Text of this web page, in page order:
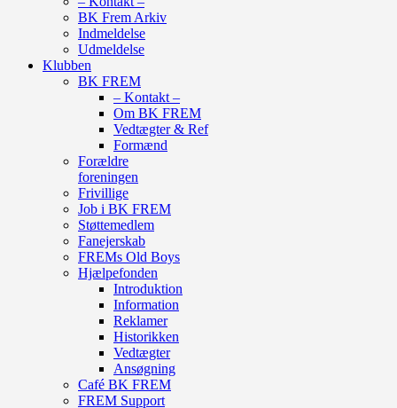
BK Frem Arkiv
Indmeldelse
Udmeldelse
Klubben
BK FREM
– Kontakt –
Om BK FREM
Vedtægter & Ref
Formænd
Forældre
foreningen
Frivillige
Job i BK FREM
Støttemedlem
Fanejerskab
FREMs Old Boys
Hjælpefonden
Introduktion
Information
Reklamer
Historikken
Vedtægter
Ansøgning
Café BK FREM
FREM Support